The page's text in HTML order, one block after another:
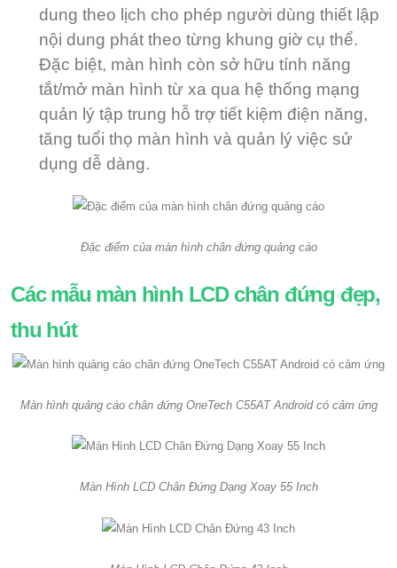
dung theo lịch cho phép người dùng thiết lập
nội dung phát theo từng khung giờ cụ thể.
Đặc biệt, màn hình còn sở hữu tính năng
tắt/mở màn hình từ xa qua hệ thống mạng
quản lý tập trung hỗ trợ tiết kiệm điện năng,
tăng tuổi thọ màn hình và quản lý việc sử
dụng dễ dàng.
Đặc điểm của màn hình chân đứng quảng cáo
Các mẫu màn hình LCD chân đứng đẹp,
thu hút
Màn hình quảng cáo chân đứng OneTech C55AT Android có cảm ứng
Màn Hình LCD Chân Đứng Dạng Xoay 55 Inch